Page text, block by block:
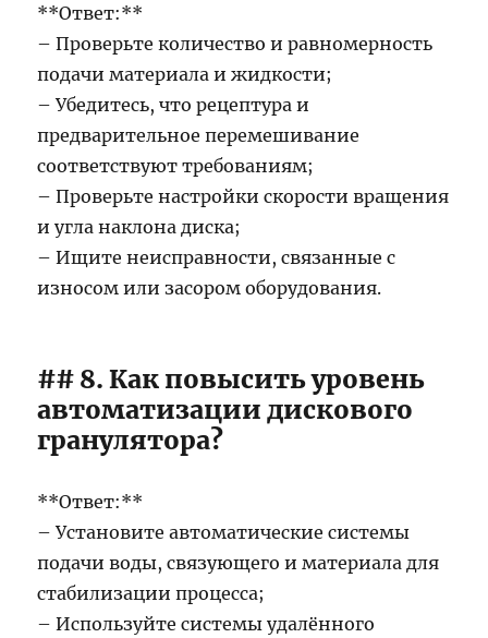
**Ответ:**
– Проверьте количество и равномерность
подачи материала и жидкости;
– Убедитесь, что рецептура и
предварительное перемешивание
соответствуют требованиям;
– Проверьте настройки скорости вращения
и угла наклона диска;
– Ищите неисправности, связанные с
износом или засором оборудования.
## 8. Как повысить уровень
автоматизации дискового
гранулятора?
**Ответ:**
– Установите автоматические системы
подачи воды, связующего и материала для
стабилизации процесса;
– Используйте системы удалённого